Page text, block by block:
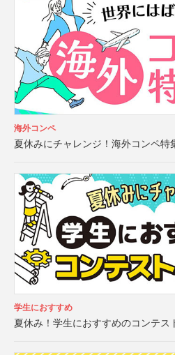
海外コンペ
夏休みにチャレンジ！海外コンペ特
学生におすすめ
夏休み！学生におすすめのコンテス